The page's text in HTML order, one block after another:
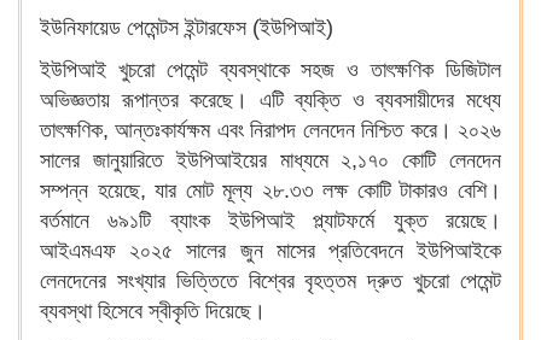
ইউনিফায়েড পেমেন্টস ইন্টারফেস (ইউপিআই)
ইউপিআই খুচরো পেমেন্ট ব্যবস্থাকে সহজ ও তাৎক্ষণিক ডিজিটাল
অভিজ্ঞতায় রূপান্তর করেছে। এটি ব্যক্তি ও ব্যবসায়ীদের মধ্যে
তাৎক্ষণিক, আন্তঃকার্যক্ষম এবং নিরাপদ লেনদেন নিশ্চিত করে। ২০২৬
সালের জানুয়ারিতে ইউপিআইয়ের মাধ্যমে ২,১৭০ কোটি লেনদেন
সম্পন্ন হয়েছে, যার মোট মূল্য ২৮.৩৩ লক্ষ কোটি টাকারও বেশি।
বর্তমানে ৬৯১টি ব্যাংক ইউপিআই প্ল্যাটফর্মে যুক্ত রয়েছে।
আইএমএফ ২০২৫ সালের জুন মাসের প্রতিবেদনে ইউপিআইকে
লেনদেনের সংখ্যার ভিত্তিতে বিশ্বের বৃহত্তম দ্রুত খুচরো পেমেন্ট
ব্যবস্থা হিসেবে স্বীকৃতি দিয়েছে।